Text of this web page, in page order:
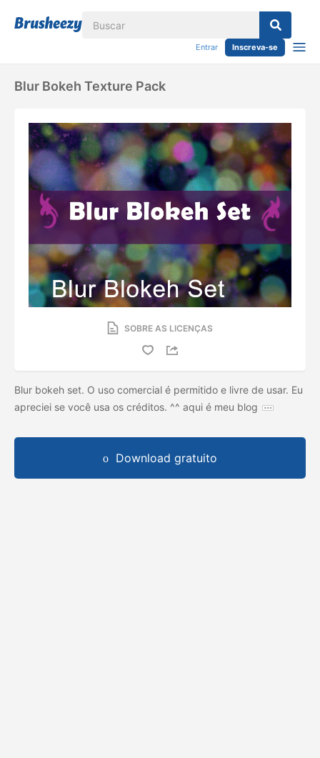
Entrar Inscreva-se
Blur Bokeh Texture Pack
SOBRE AS LICENÇAS
Blur bokeh set. O uso comercial é permitido e livre de usar. Eu
apreciei se você usa os créditos. ^^ aqui é meu blog
Download gratuito